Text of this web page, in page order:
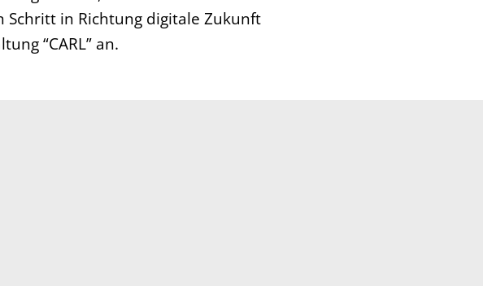
Schritt in Richtung digitale Zukunft
“CARL” an.